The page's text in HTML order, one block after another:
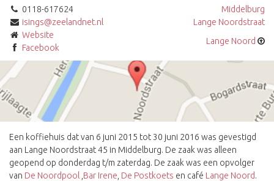
0118-617624
isings@zeelandnet.nl
Website
Facebook
Middelburg
Lange Noordstraat
Lange Noord
Een koffiehuis dat van 6 juni 2015 tot 30 juni 2016 was gevestigd
aan Lange Noordstraat 45 in Middelburg. De zaak was alleen
geopend op donderdag t/m zaterdag. De zaak was een opvolger
van De Noordpool Bar Irene De Postkoets en café Lange Noord.